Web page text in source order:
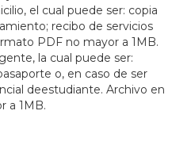
el cual puede ser: copia
recibo de servicios
PDF no mayor a 1MB.
la cual puede ser:
o, en caso de ser
deestudiante. Archivo en
a 1MB.